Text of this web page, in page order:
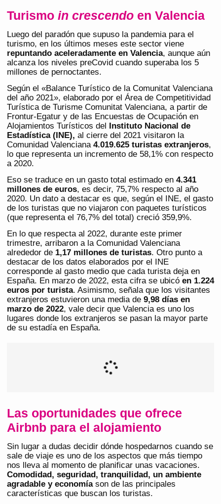
Turismo in crescendo en Valencia
Luego del paradón que supuso la pandemia para el
turismo, en los últimos meses este sector viene
repuntando aceleradamente en Valencia, aunque aún
alcanza los niveles preCovid cuando superaba los 5
millones de pernoctantes.
Según el «Balance Turístico de la Comunitat Valenciana
del año 2021», elaborado por el Área de Competitividad
Turística de Turisme Comunitat Valenciana, a partir de
Frontur-Egatur y de las Encuestas de Ocupación en
Alojamientos Turísticos del Instituto Nacional de
Estadística (INE), al cierre del 2021 visitaron la
Comunidad Valenciana 4.019.625 turistas extranjeros,
lo que representa un incremento de 58,1% con respecto
a 2020.
Eso se traduce en un gasto total estimado en 4.341
millones de euros, es decir, 75,7% respecto al año
2020. Un dato a destacar es que, según el INE, el gasto
de los turistas que no viajaron con paquetes turísticos
(que representa el 76,7% del total) creció 359,9%.
En lo que respecta al 2022, durante este primer
trimestre, arribaron a la Comunidad Valenciana
alrededor de 1,17 millones de turistas. Otro punto a
destacar de los datos elaborados por el INE
corresponde al gasto medio que cada turista deja en
España. En marzo de 2022, esta cifra se ubicó en 1.224
euros por turista. Asimismo, señala que los visitantes
extranjeros estuvieron una media de 9,98 días en
marzo de 2022, vale decir que Valencia es uno los
lugares donde los extranjeros se pasan la mayor parte
de su estadía en España.
Las oportunidades que ofrece
Airbnb para el alojamiento
Sin lugar a dudas decidir dónde hospedarnos cuando se
sale de viaje es uno de los aspectos que más tiempo
nos lleva al momento de planificar unas vacaciones.
Comodidad, seguridad, tranquilidad, un ambiente
agradable y economíason de las principales
características que buscan los turistas.